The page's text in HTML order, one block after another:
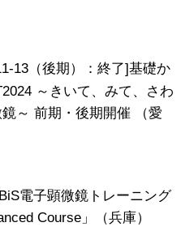
13（後期）：終了]基礎か
～きいて、みて、さわ
～ 前期・後期開催 （愛
電子顕微鏡トレーニング
Course」（兵庫）